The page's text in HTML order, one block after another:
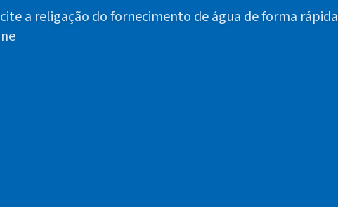
a religação do fornecimento de água de forma